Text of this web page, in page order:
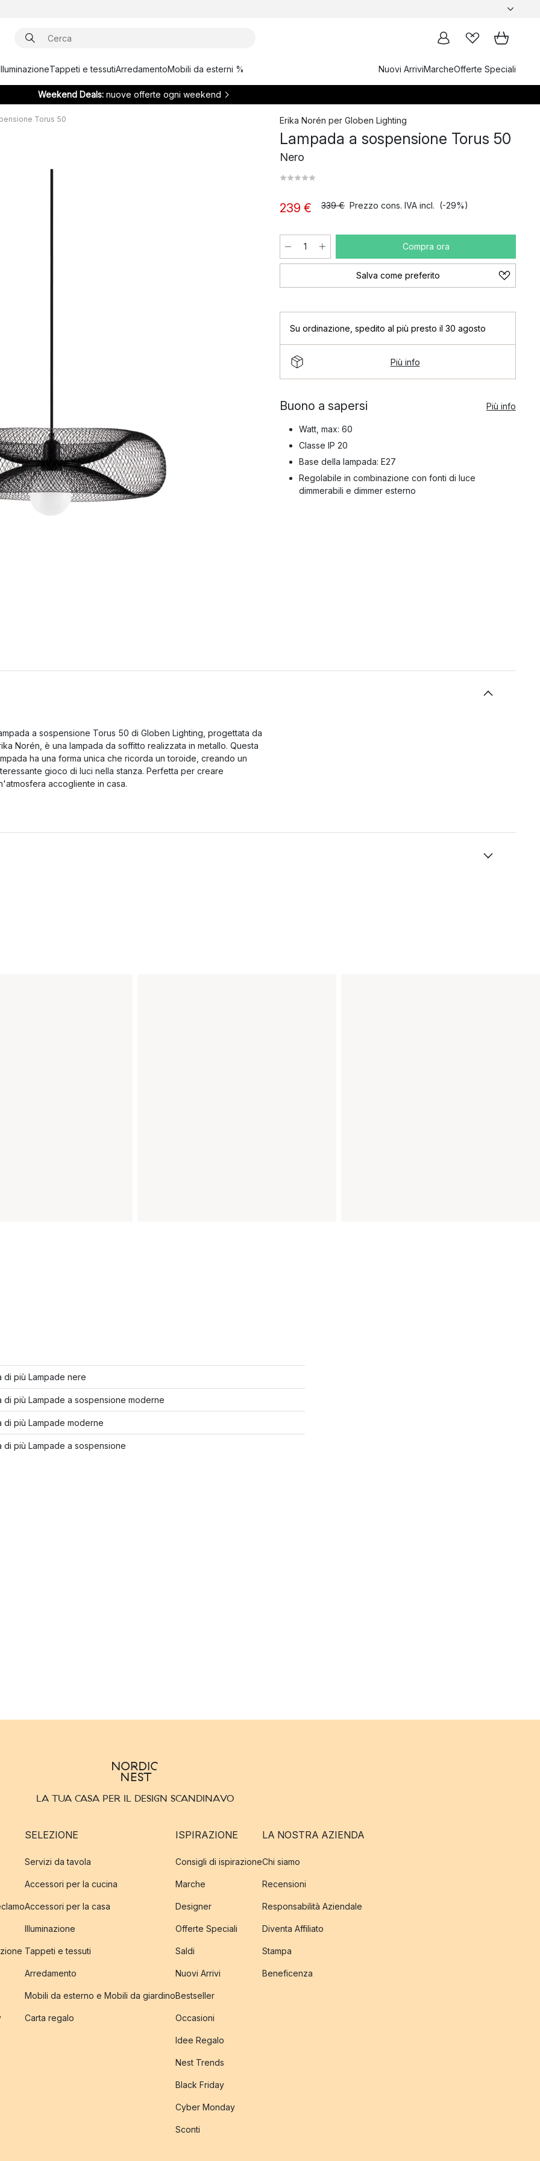
Tappeti e tessutiArredamentoMobili da esterni % Nuovi ArriviMarcheOfferte Speciali
Weekend Deals: nuove offerte ogni weekend
Torus 50 Erika Norén per Globen Lighting
Lampada a sospensione Torus 50
Nero
239 € 339 € Prezzo cons. IVA incl. (-29%)
Compra ora
Salva come preferito
Su ordinazione spedito al più presto il 30 agosto
Più info
Buono a sapersi Più info
Watt, max: 60
Classe IP 20
Base della lampada: E27
Regolabile in combinazione con fonti di luce
dimmerabili e dimmer esterno
a sospensione Torus 50 di Globen Lighting, progettata da
Norén, è una lampada da soffitto realizzata in metallo. Questa
ha una forma unica che ricorda un toroide, creando un
gioco di luci nella stanza. Perfetta per creare
accogliente in casa.
di più Lampade nere
di più Lampade a sospensione moderne
di più Lampade moderne
di più Lampade a sospensione
LA TUA CASA PER IL DESIGN SCANDINAVO
SELEZIONE
Servizi da tavola
Accessori per la cucina
Accessori per la casa
Illuminazione
Tappeti e tessuti
Arredamento
Mobili da esterno e Mobili da giardino
Carta regalo
ISPIRAZIONE
Consigli di ispirazione
Marche
Designer
Offerte Speciali
Saldi
Nuovi Arrivi
Bestseller
Occasioni
Idee Regalo
Nest Trends
Black Friday
Cyber Monday
Sconti
LA NOSTRA AZIENDA
Chi siamo
Recensioni
Responsabilità Aziendale
Diventa Affiliato
Stampa
Beneficenza